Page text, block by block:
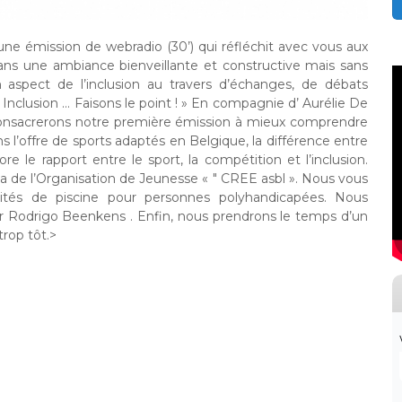
émission de webradio (30’) qui réfléchit avec vous aux
une ambiance bienveillante et constructive mais sans
de l’inclusion au travers d’échanges, de débats
… Faisons le point ! » En compagnie d’ Aurélie De
notre première émission à mieux comprendre
l’offre de sports adaptés en Belgique, la différence entre
le rapport entre le sport, la compétition et l’inclusion.
l’Organisation de Jeunesse « " CREE asbl ». Nous vous
de piscine pour personnes polyhandicapées. Nous
Beenkens . Enfin, nous prendrons le temps d’un
tôt.>